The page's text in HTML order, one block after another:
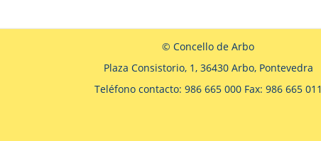
© Concello de Arbo
Plaza Consistorio, 1, 36430 Arbo, Pontevedra
Teléfono contacto: 986 665 000 Fax: 986 665 011